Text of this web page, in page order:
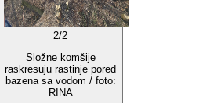
2/2
Složne komšije
raskresuju rastinje pored
bazena sa vodom / foto:
RINA